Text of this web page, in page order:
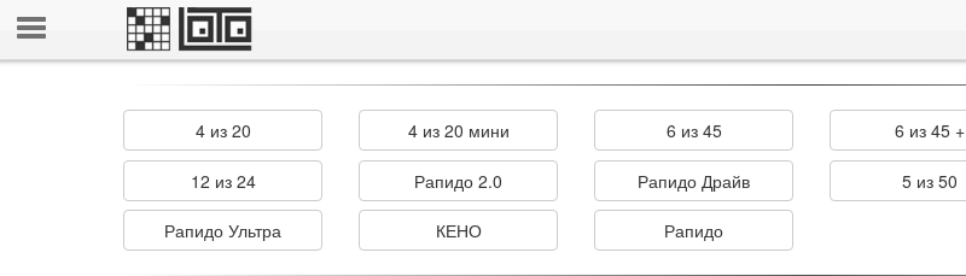
4 из 20 4 из 20 мини 6 из 45 6 из 45 +
12 из 24 Рапидо 2.0 Рапидо Драйв 5 из 50
Рапидо Ультра КЕНО Рапидо